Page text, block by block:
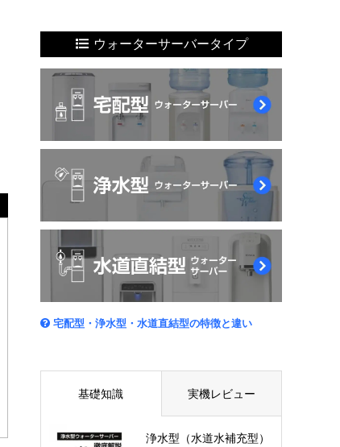
ウォーターサーバータイプ
宅配型・浄水型・水道直結型の特徴と違い
基礎知識 実機レビュー
浄水型（水道水補充型）